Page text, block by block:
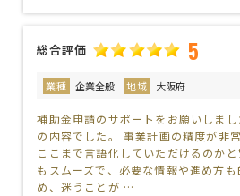
総合評価 5
業種 企業全般 地域 大阪府
補助金申請のサポートをお願いしま
の内容でした。 事業計画の精度が非
ここまで言語化していただけるのか
もスムーズで、必要な情報や進め方
め、迷うことが …